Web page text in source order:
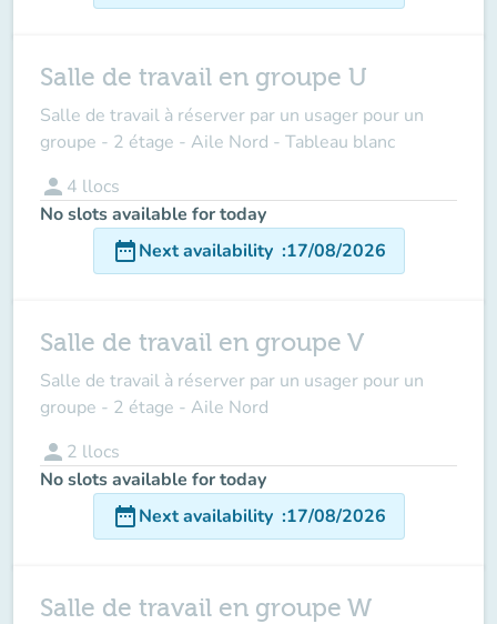
Salle de travail en groupe U
Salle de travail à réserver par un usager pour un
groupe - 2 étage - Aile Nord - Tableau blanc
person 4 llocs
No slots available for today
date_rangeNext availability :17/08/2026
Salle de travail en groupe V
Salle de travail à réserver par un usager pour un
groupe - 2 étage - Aile Nord
person 2 llocs
No slots available for today
date_rangeNext availability :17/08/2026
Salle de travail en groupe W